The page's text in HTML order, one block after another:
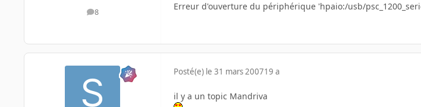
8
messages
Erreur d'ouverture du périphérique 'hpaio:/usb/
Posté(e) le 31 mars 200719 a
il y a un topic Mandriva